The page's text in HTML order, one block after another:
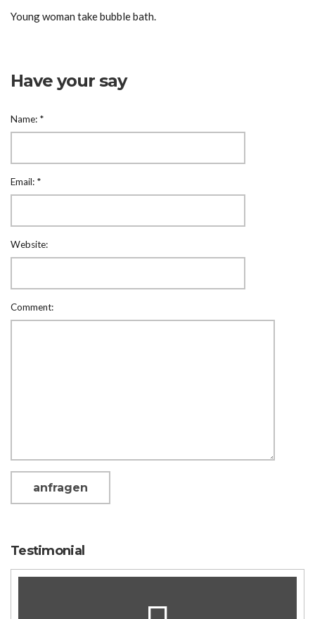
Young woman take bubble bath.
Have your say
Name: *
Email: *
Website:
Comment:
Testimonial